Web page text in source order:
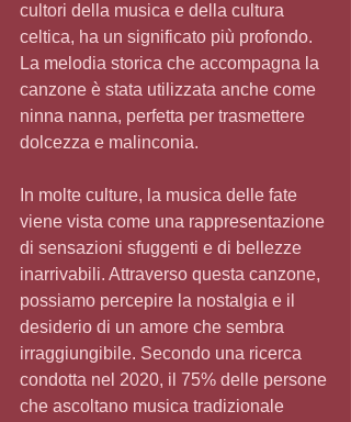
cultori della musica e della cultura
celtica, ha un significato più profondo.
La melodia storica che accompagna la
canzone è stata utilizzata anche come
ninna nanna, perfetta per trasmettere
dolcezza e malinconia.
In molte culture, la musica delle fate
viene vista come una rappresentazione
di sensazioni sfuggenti e di bellezze
inarrivabili. Attraverso questa canzone,
possiamo percepire la nostalgia e il
desiderio di un amore che sembra
irraggiungibile. Secondo una ricerca
condotta nel 2020, il 75% delle persone
che ascoltano musica tradizionale